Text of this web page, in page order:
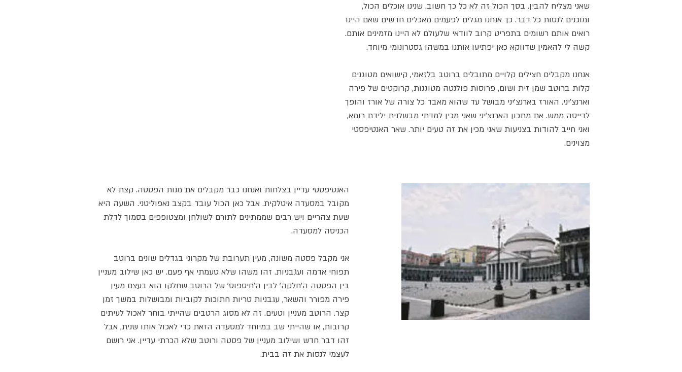
שאני מצליח להבין. בסך הכול זה לא כל כך חשוב. שנינו אוכלים הכול,
ומוכנים לנסות כל דבר. כך אנחנו מגלים לפעמים מאכלים חדשים שאם היינו
רואים אותם רשומים בתפריט קרוב לוודאי שלעולם לא היינו מזמינים אותם.
קשה לי להאמין שדווקא כאן יפתיעו אותנו במשהו גסטרונומי מיוחד.
אנחנו מקבלים חצילים קלויים מתובלים ברוטב בלזאמי, קישואים מטוגנים
קלות ברוטב שמן זית ושום, פרוסות פולנטה מטוגנות, קרוקטים של פירה
וארנצ'יני. האורז בארנצ'יני מבושל עד שהוא מאבד כל צורה של אורז והופך
לדייסה ממש. את מתכון הארנצ'יני שאני מכין למדתי מבשלנית ילידת רומא,
ואני חייב להודות בצניעות שאני מכין את זה טעים יותר. שאר האנטיפסטי
מצוינים.
האנטיפסטי עדיין בצלחות ואנחנו כבר מקבלים את מנות הפסטה. קצת לא
מקובל במסעדה איטלקית. אבל כאן הכול עובד בקצב נאפוליטני. השעה היא
שעת צהריים ויש רבים שממתינים לתורם לשולחן ומצטופפים בסמוך לדלת
הכניסה למסעדה.
אני מקבל פסטה משונה, מעין תערובת של מקרוני בגדלים שונים ברוטב
תפוחי אדמה ועגבניות. זהו משהו שלא טעמתי אף פעם. יש כאן שילוב מעניין
בין הפסטה ה'חלקה' לבין ה'חיספוס' של הרוטב שחלקו הוא בעצם מעין
פירה מפורר והשאר, עגבניות טריות חתוכות לקוביות ומבושלות במשך זמן
קצר. הרוטב מעניין וטעים. זה לא מסוג הרטבים שהייתי בוחר לאכול לעיתים
קרובות, או שהייתי שב במיוחד למסעדה הזאת כדי לאכול אותו שנית, אבל
זהו דבר חדש ושילוב מעניין של פסטה ורוטב שלא הכרתי עדיין. אני רושם
לעצמי לנסות את זה בבית.